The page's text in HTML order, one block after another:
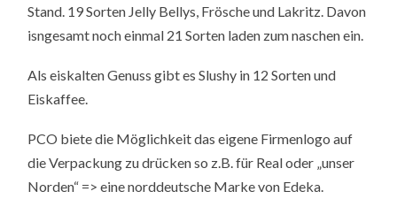
Stand. 19 Sorten Jelly Bellys, Frösche und Lakritz. Davon
isngesamt noch einmal 21 Sorten laden zum naschen ein.
Als eiskalten Genuss gibt es Slushy in 12 Sorten und
Eiskaffee.
PCO biete die Möglichkeit das eigene Firmenlogo auf
die Verpackung zu drücken so z.B. für Real oder „unser
Norden“ => eine norddeutsche Marke von Edeka.